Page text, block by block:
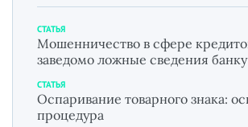
СТАТЬЯ
Мошенничество в сфере
заведомо ложные сведения банку
СТАТЬЯ
Оспаривание товарного знака:
процедура